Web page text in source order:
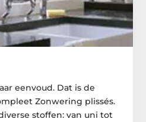
eenvoud. Dat is de
Zonwering plissés.
stoffen: van uni tot